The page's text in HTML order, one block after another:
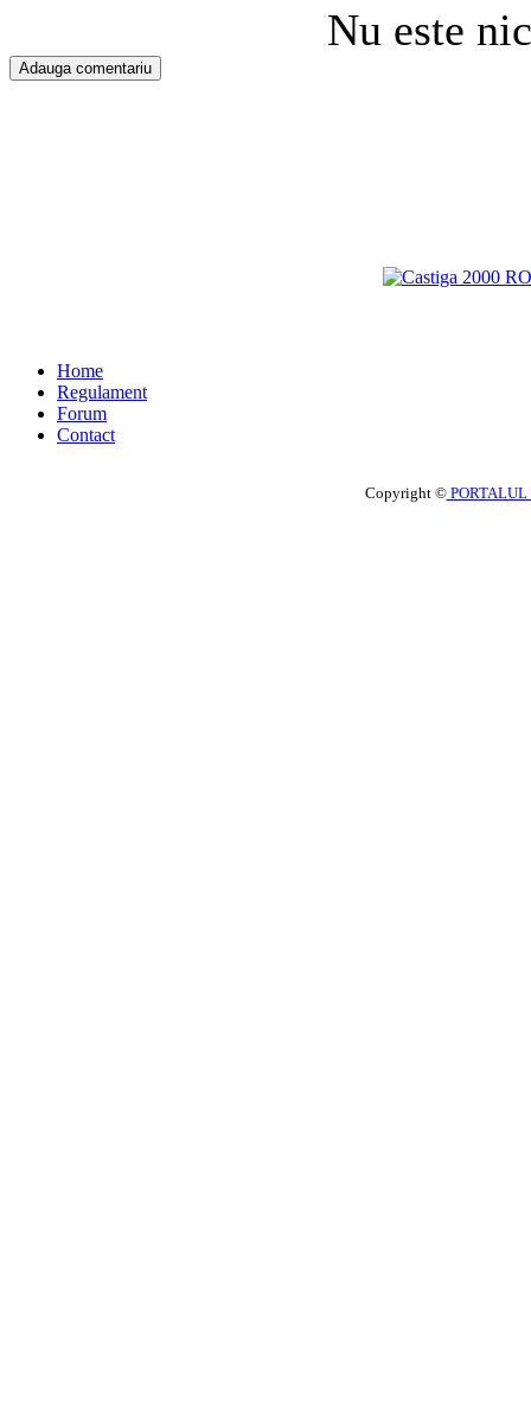
Nu este
Home
Regulament
Forum
Contact
Copyright ©PORTALUL